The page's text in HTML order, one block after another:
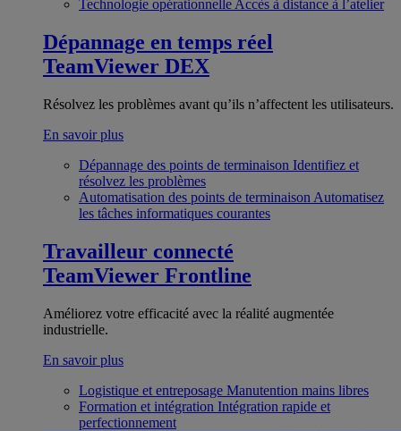
Technologie opérationnelle Accès à distance à l’atelier
Dépannage en temps réel
TeamViewer DEX
Résolvez les problèmes avant qu’ils n’affectent les utilisateurs.
En savoir plus
Dépannage des points de terminaison Identifiez et
résolvez les problèmes
Automatisation des points de terminaison Automatisez
les tâches informatiques courantes
Travailleur connecté
TeamViewer Frontline
Améliorez votre efficacité avec la réalité augmentée
industrielle.
En savoir plus
Logistique et entreposage Manutention mains libres
Formation et intégration Intégration rapide et
perfectionnement